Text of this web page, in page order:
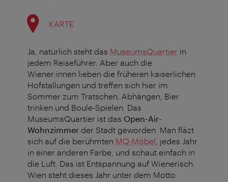
KARTE
Ja, natürlich steht das MuseumsQuartier in
jedem Reiseführer. Aber auch die
Wiener:innen lieben die früheren kaiserlichen
Hofstallungen und treffen sich hier im
Sommer zum Tratschen, Abhängen, Bier
trinken und Boule-Spielen. Das
MuseumsQuartier ist das Open-Air-
Wohnzimmer der Stadt geworden. Man fläzt
sich auf die berühmten MQ-Möbel , jedes Jahr
in einer anderen Farbe, und schaut einfach in
die Luft. Das ist Entspannung auf Wienerisch.
Wien steht dieses Jahr unter dem Motto